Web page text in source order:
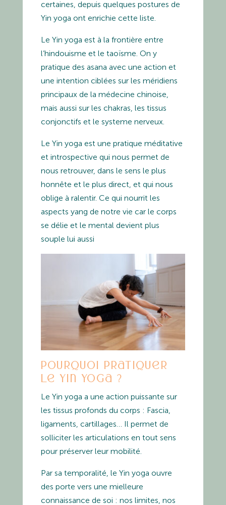
certaines, depuis quelques postures de
Yin yoga ont enrichie cette liste.
Le Yin yoga est à la frontière entre
l’hindouisme et le taoïsme. On y
pratique des asana avec une action et
une intention ciblées sur les méridiens
principaux de la médecine chinoise,
mais aussi sur les chakras, les tissus
conjonctifs et le systeme nerveux.
Le Yin yoga est une pratique méditative
et introspective qui nous permet de
nous retrouver, dans le sens le plus
honnête et le plus direct, et qui nous
oblige à ralentir. Ce qui nourrit les
aspects yang de notre vie car le corps
se délie et le mental devient plus
souple lui aussi
Pourquoi pratiquer
le Yin yoga ?
Le Yin yoga a une action puissante sur
les tissus profonds du corps : Fascia,
ligaments, cartillages… Il permet de
solliciter les articulations en tout sens
pour préserver leur mobilité.
Par sa temporalité, le Yin yoga ouvre
des porte vers une mielleure
connaissance de soi : nos limites, nos